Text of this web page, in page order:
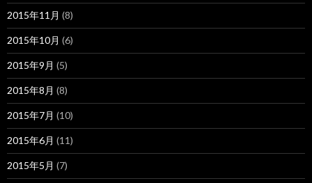
2015年11月 (8)
2015年10月 (6)
2015年9月 (5)
2015年8月 (8)
2015年7月 (10)
2015年6月 (11)
2015年5月 (7)